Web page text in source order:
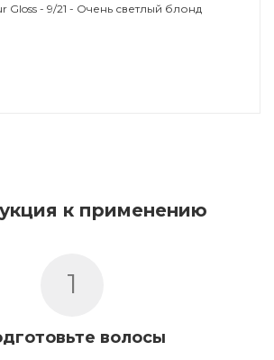
блонд
к применению
1
волосы